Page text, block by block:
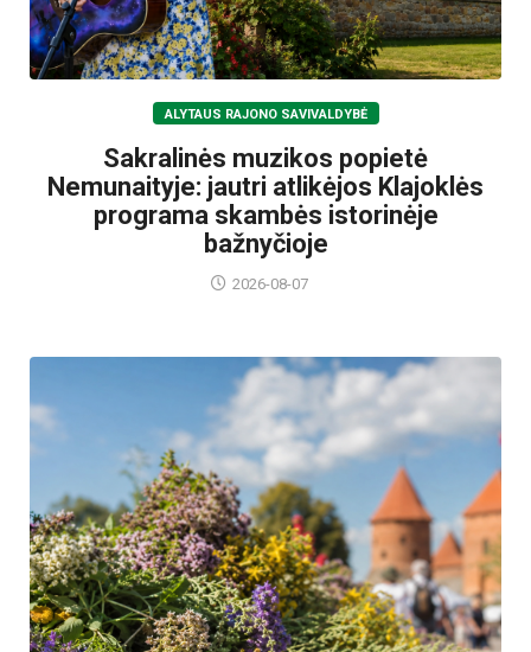
ALYTAUS RAJONO SAVIVALDYBĖ
Sakralinės muzikos popietė
Nemunaityje: jautri atlikėjos Klajoklės
programa skambės istorinėje
bažnyčioje
2026-08-07